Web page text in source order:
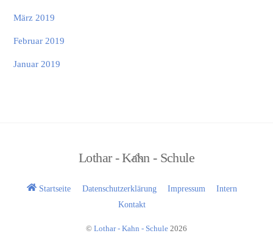
März 2019
Februar 2019
Januar 2019
Back
Top
Lothar - Kahn - Schule
Startseite Datenschutzerklärung Impressum
Intern
Kontakt
© Lothar - Kahn - Schule 2026